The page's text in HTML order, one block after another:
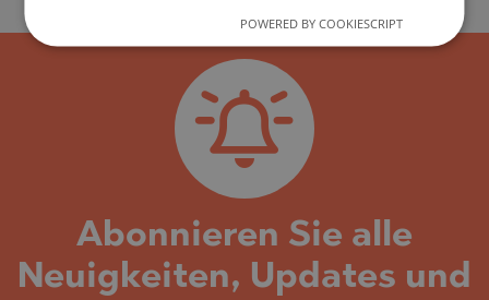
Abonnieren Sie alle
Neuigkeiten, Updates und
POWERED BY COOKIESCRIPT